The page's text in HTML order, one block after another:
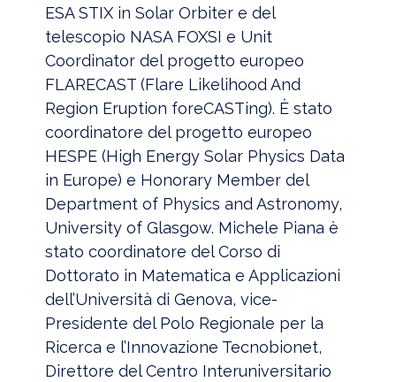
ESA STIX in Solar Orbiter e del
telescopio NASA FOXSI e Unit
Coordinator del progetto europeo
FLARECAST (Flare Likelihood And
Region Eruption foreCASTing). È stato
coordinatore del progetto europeo
HESPE (High Energy Solar Physics Data
in Europe) e Honorary Member del
Department of Physics and Astronomy,
University of Glasgow. Michele Piana è
stato coordinatore del Corso di
Dottorato in Matematica e Applicazioni
dell’Università di Genova, vice-
Presidente del Polo Regionale per la
Ricerca e l’Innovazione Tecnobionet,
Direttore del Centro Interuniversitario